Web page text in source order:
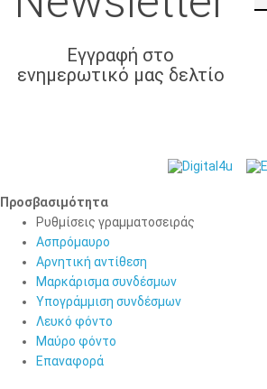
Εγγραφή στο
ενημερωτικό μας δελτίο
Προσβασιμότητα
Προσβασιμότητα
Ρυθμίσεις γραμματοσειράς
Ασπρόμαυρο
Αρνητική αντίθεση
Μαρκάρισμα συνδέσμων
Υπογράμμιση συνδέσμων
Λευκό φόντο
Μαύρο φόντο
Επαναφορά